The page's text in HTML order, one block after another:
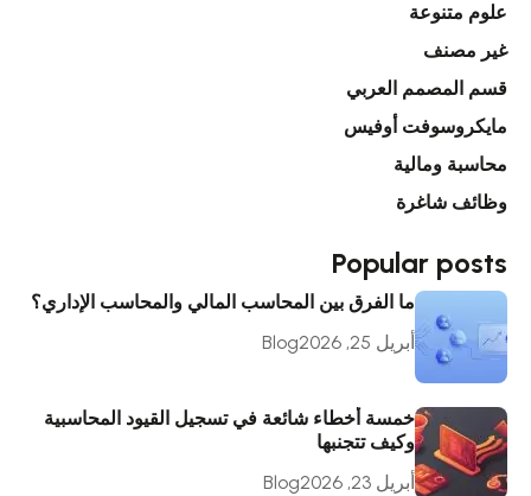
علوم متنوعة
غير مصنف
قسم المصمم العربي
مايكروسوفت أوفيس
محاسبة ومالية
وظائف شاغرة
Popular posts
ما الفرق بين المحاسب المالي والمحاسب الإداري؟
أبريل 25, 2026
Blog
خمسة أخطاء شائعة في تسجيل القيود المحاسبية
وكيف تتجنبها
أبريل 23, 2026
Blog